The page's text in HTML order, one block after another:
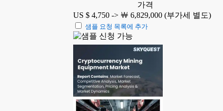
가격
US $ 4,750 -> ￦ 6,829,000 (부가세 별도)
샘플 요청 목록에 추가